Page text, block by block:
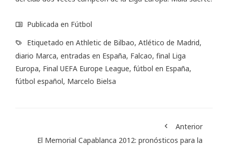
Publicada en Fútbol
Etiquetado en Athletic de Bilbao, Atlético de Madrid,
diario Marca, entradas en España, Falcao, final Liga
Europa, Final UEFA Europe League, fútbol en España,
fútbol español, Marcelo Bielsa
Anterior
El Memorial Capablanca 2012: pronósticos para la